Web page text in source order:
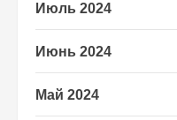
Июль 2024
Июнь 2024
Май 2024